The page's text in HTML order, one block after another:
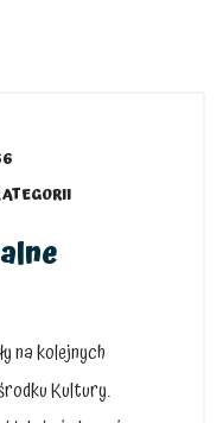
na kolejnych
Kultury.